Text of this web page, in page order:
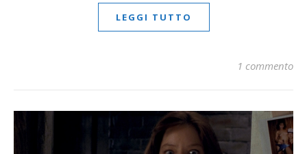
LEGGI TUTTO
1 commento